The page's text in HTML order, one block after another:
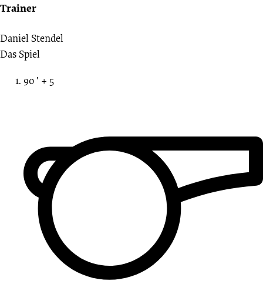
Trainer
Daniel Stendel
Das Spiel
90 ′ + 5